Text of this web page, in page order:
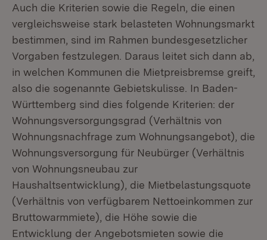
Auch die Kriterien sowie die Regeln, die einen
vergleichsweise stark belasteten Wohnungsmarkt
bestimmen, sind im Rahmen bundesgesetzlicher
Vorgaben festzulegen. Daraus leitet sich dann ab,
in welchen Kommunen die Mietpreisbremse greift,
also die sogenannte Gebietskulisse. In Baden-
Württemberg sind dies folgende Kriterien: der
Wohnungsversorgungsgrad (Verhältnis von
Wohnungsnachfrage zum Wohnungsangebot), die
Wohnungsversorgung für Neubürger (Verhältnis
von Wohnungsneubau zur
Haushaltsentwicklung), die Mietbelastungsquote
(Verhältnis von verfügbarem Nettoeinkommen zur
Bruttowarmmiete), die Höhe sowie die
Entwicklung der Angebotsmieten sowie die